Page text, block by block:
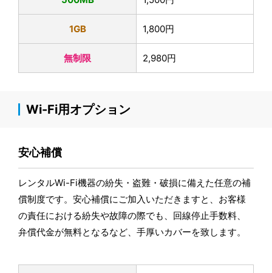
1GB 1,800円
無制限 2,980円
Wi-Fi用オプション
安心補償
レンタルWi-Fi機器の紛失・盗難・破損に備えた任意の補
償制度です。安心補償にご加入いただきますと、お客様
の責任における紛失や故障の際でも、回線停止手数料、
弁償代金が無料となるなど、手厚いカバーを致します。